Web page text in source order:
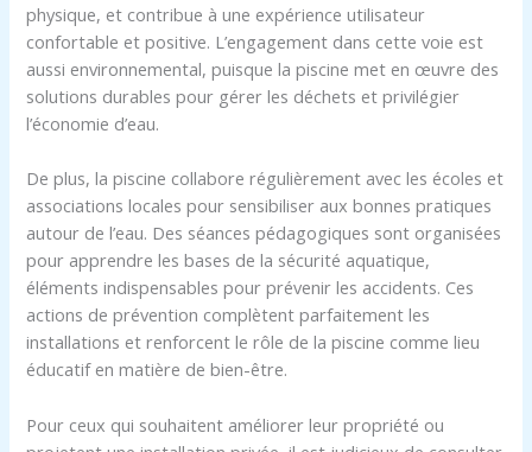
physique, et contribue à une expérience utilisateur
confortable et positive. L’engagement dans cette voie est
aussi environnemental, puisque la piscine met en œuvre des
solutions durables pour gérer les déchets et privilégier
l’économie d’eau.
De plus, la piscine collabore régulièrement avec les écoles et
associations locales pour sensibiliser aux bonnes pratiques
autour de l’eau. Des séances pédagogiques sont organisées
pour apprendre les bases de la sécurité aquatique,
éléments indispensables pour prévenir les accidents. Ces
actions de prévention complètent parfaitement les
installations et renforcent le rôle de la piscine comme lieu
éducatif en matière de bien-être.
Pour ceux qui souhaitent améliorer leur propriété ou